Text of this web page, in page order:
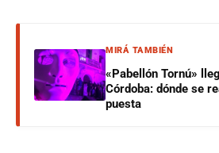
MIRÁ TAMBIÉN
«Pabellón Tornú»
Córdoba: dónde se
puesta